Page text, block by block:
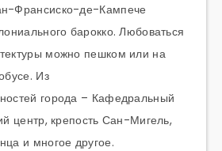
Франсиско-де-Кампече
барокко. Любоваться
можно пешком или на
Из
города – Кафедральный
центр, крепость Сан-Мигель,
и многое другое.